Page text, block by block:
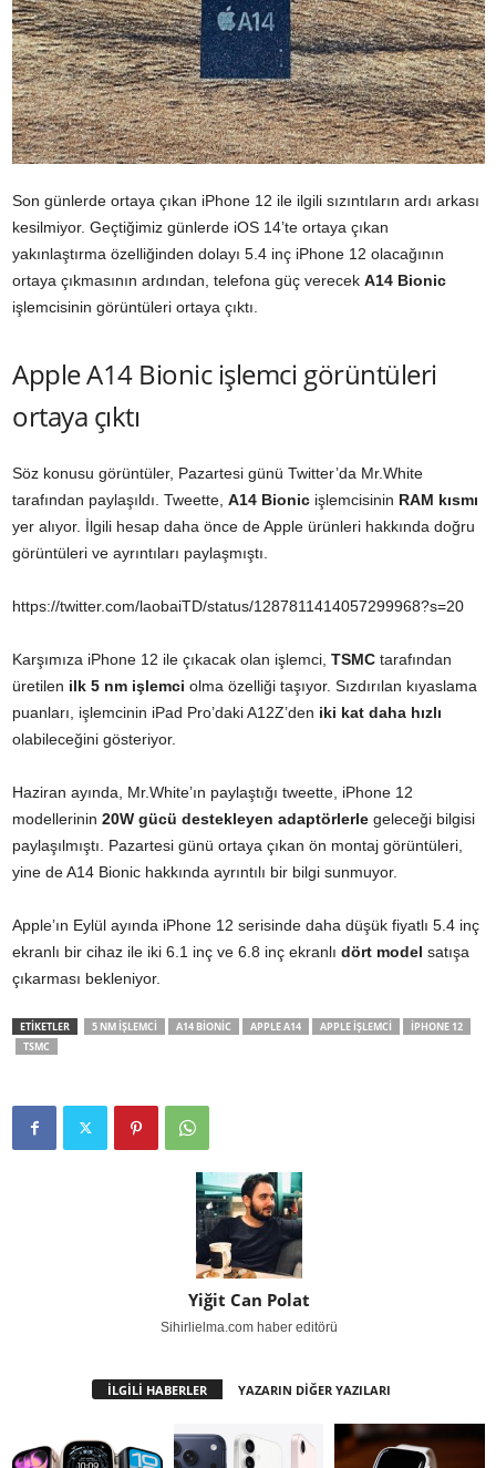
Son günlerde ortaya çıkan iPhone 12 ile ilgili sızıntıların ardı arkası
kesilmiyor. Geçtiğimiz günlerde iOS 14’te ortaya çıkan
yakınlaştırma özelliğinden dolayı 5.4 inç iPhone 12 olacağının
ortaya çıkmasının ardından, telefona güç verecek A14 Bionic
işlemcisinin görüntüleri ortaya çıktı.
Apple A14 Bionic işlemci görüntüleri
ortaya çıktı
Söz konusu görüntüler, Pazartesi günü Twitter’da Mr.White
tarafından paylaşıldı. Tweette, A14 Bionic işlemcisinin RAM kısmı
yer alıyor. İlgili hesap daha önce de Apple ürünleri hakkında doğru
görüntüleri ve ayrıntıları paylaşmıştı.
https://twitter.com/laobaiTD/status/1287811414057299968?s=20
Karşımıza iPhone 12 ile çıkacak olan işlemci, TSMC tarafından
üretilen ilk 5 nm işlemci olma özelliği taşıyor. Sızdırılan kıyaslama
puanları, işlemcinin iPad Pro’daki A12Z’den iki kat daha hızlı
olabileceğini gösteriyor.
Haziran ayında, Mr.White’ın paylaştığı tweette, iPhone 12
modellerinin 20W gücü destekleyen adaptörlerle geleceği bilgisi
paylaşılmıştı. Pazartesi günü ortaya çıkan ön montaj görüntüleri,
yine de A14 Bionic hakkında ayrıntılı bir bilgi sunmuyor.
Apple’ın Eylül ayında iPhone 12 serisinde daha düşük fiyatlı 5.4 inç
ekranlı bir cihaz ile iki 6.1 inç ve 6.8 inç ekranlı dört model satışa
çıkarması bekleniyor.
ETİKETLER 5 NM IŞLEMCI A14 BIONIC APPLE A14 APPLE IŞLEMCI
IPHONE 12
TSMC
Yiğit Can Polat
Sihirlielma.com haber editörü
İLGİLİ HABERLER YAZARIN DİĞER YAZILARI